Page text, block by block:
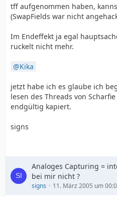
tff aufgenommen haben,
(SwapFields war nicht
Im Endeffekt ja egal
ruckelt nicht mehr.
Kika
jetzt habe ich es glaube ich
lesen des Threads von
endgültig kapiert.
signs
Analoges Capturing =
bei mir nicht ?
signs 11. März 2005 um